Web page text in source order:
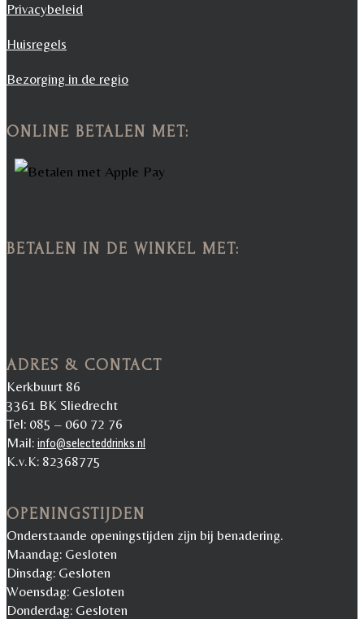
Privacybeleid
Huisregels
Bezorging in de regio
ONLINE BETALEN MET:
BETALEN IN DE WINKEL MET:
ADRES & CONTACT
Kerkbuurt 86
3361 BK Sliedrecht
Tel: 085 – 060 72 76
Mail: info@selecteddrinks.nl
K.v.K: 82368775
OPENINGSTIJDEN
Onderstaande openingstijden zijn bij benadering.
Maandag: Gesloten
Dinsdag: Gesloten
Woensdag: Gesloten
Donderdag: Gesloten